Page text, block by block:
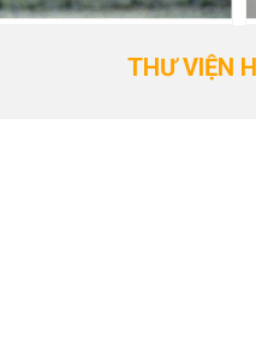
THƯ VIỆN